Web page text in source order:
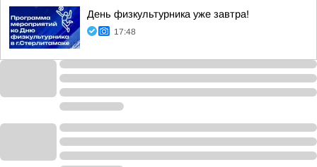
День физкультурника уже завтра!
17:48